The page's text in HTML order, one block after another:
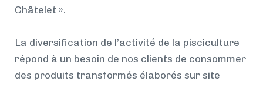
Châtelet ».
La diversification de l’activité de la pisciculture
répond à un besoin de nos clients de consommer
des produits transformés élaborés sur site